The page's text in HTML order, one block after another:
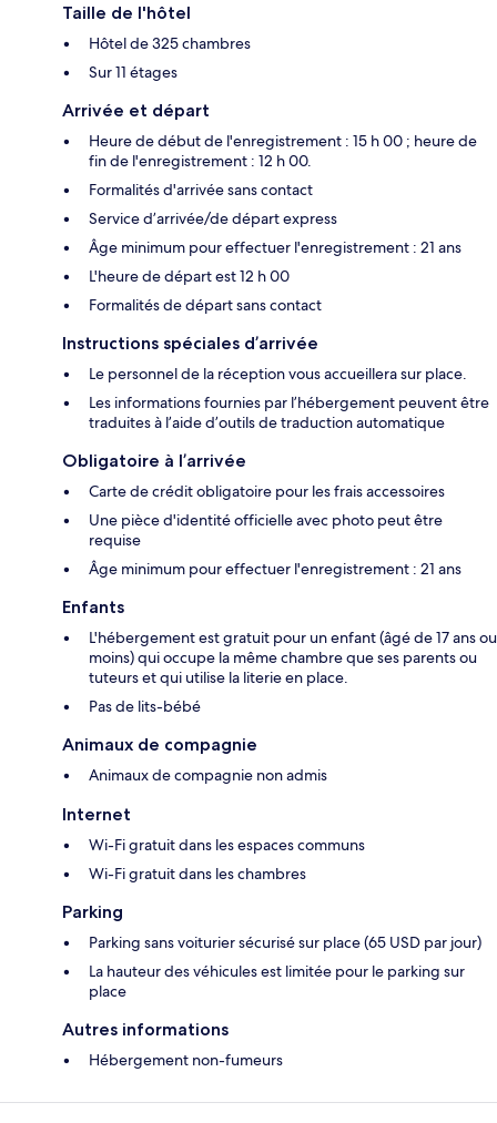
Taille de l'hôtel
Hôtel de 325 chambres
Sur 11 étages
Arrivée et départ
Heure de début de l'enregistrement : 15 h 00 ; heure de
fin de l'enregistrement : 12 h 00.
Formalités d'arrivée sans contact
Service d’arrivée/de départ express
Âge minimum pour effectuer l'enregistrement : 21 ans
L'heure de départ est 12 h 00
Formalités de départ sans contact
Instructions spéciales d’arrivée
Le personnel de la réception vous accueillera sur place.
Les informations fournies par l’hébergement peuvent être
traduites à l’aide d’outils de traduction automatique
Obligatoire à l’arrivée
Carte de crédit obligatoire pour les frais accessoires
Une pièce d'identité officielle avec photo peut être
requise
Âge minimum pour effectuer l'enregistrement : 21 ans
Enfants
L'hébergement est gratuit pour un enfant (âgé de 17 ans ou
moins) qui occupe la même chambre que ses parents ou
tuteurs et qui utilise la literie en place.
Pas de lits-bébé
Animaux de compagnie
Animaux de compagnie non admis
Internet
Wi-Fi gratuit dans les espaces communs
Wi-Fi gratuit dans les chambres
Parking
Parking sans voiturier sécurisé sur place (65 USD par jour)
La hauteur des véhicules est limitée pour le parking sur
place
Autres informations
Hébergement non-fumeurs